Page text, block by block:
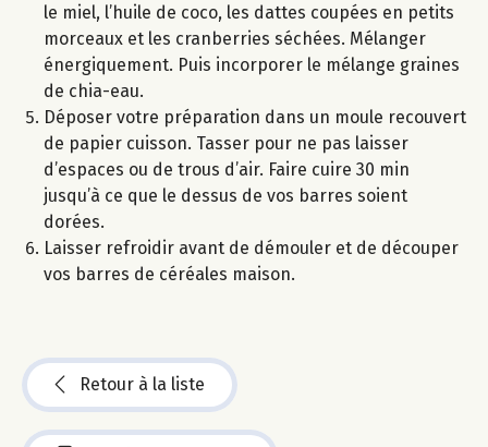
le miel, l’huile de coco, les dattes coupées en petits
morceaux et les cranberries séchées. Mélanger
énergiquement. Puis incorporer le mélange graines
de chia-eau.
Déposer votre préparation dans un moule recouvert
de papier cuisson. Tasser pour ne pas laisser
d’espaces ou de trous d’air. Faire cuire 30 min
jusqu’à ce que le dessus de vos barres soient
dorées.
Laisser refroidir avant de démouler et de découper
vos barres de céréales maison.
Retour à la liste